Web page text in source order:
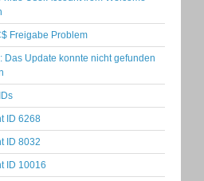
Freigabe Problem
Das Update konnte nicht gefunden
ID 6268
ID 8032
ID 10016